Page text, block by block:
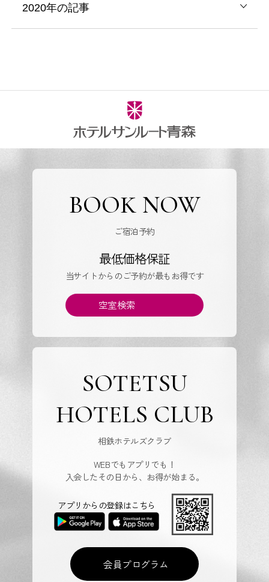
2020年の記事
BOOK NOW
ご宿泊予約
最低価格保証
当サイトからのご予約が最もお得です
空室検索
SOTETSU
HOTELS CLUB
相鉄ホテルズクラブ
WEBでもアプリでも！
入会したその日から、お得が始まる。
会員プログラム
アプリからの登録はこちら